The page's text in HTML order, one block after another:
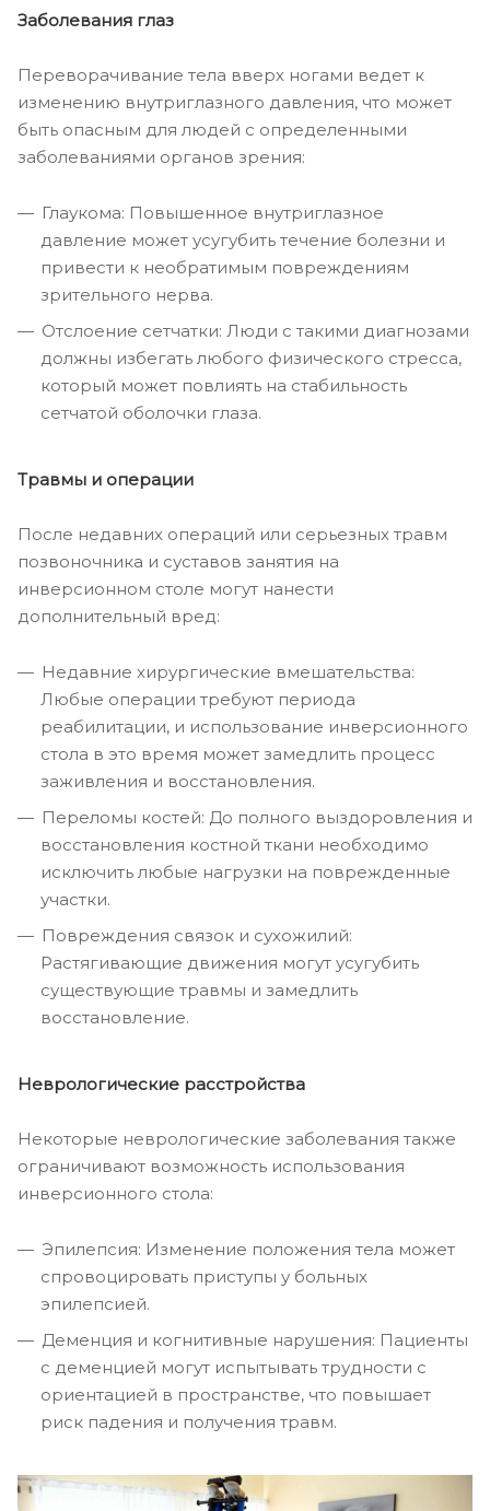
Заболевания глаз
Переворачивание тела вверх ногами ведет к
изменению внутриглазного давления, что может
быть опасным для людей с определенными
заболеваниями органов зрения:
Глаукома: Повышенное внутриглазное
давление может усугубить течение болезни и
привести к необратимым повреждениям
зрительного нерва.
Отслоение сетчатки: Люди с такими диагнозами
должны избегать любого физического стресса,
который может повлиять на стабильность
сетчатой оболочки глаза.
Травмы и операции
После недавних операций или серьезных травм
позвоночника и суставов занятия на
инверсионном столе могут нанести
дополнительный вред:
Недавние хирургические вмешательства:
Любые операции требуют периода
реабилитации, и использование инверсионного
стола в это время может замедлить процесс
заживления и восстановления.
Переломы костей: До полного выздоровления и
восстановления костной ткани необходимо
исключить любые нагрузки на поврежденные
участки.
Повреждения связок и сухожилий:
Растягивающие движения могут усугубить
существующие травмы и замедлить
восстановление.
Неврологические расстройства
Некоторые неврологические заболевания также
ограничивают возможность использования
инверсионного стола:
Эпилепсия: Изменение положения тела может
спровоцировать приступы у больных
эпилепсией.
Деменция и когнитивные нарушения: Пациенты
с деменцией могут испытывать трудности с
ориентацией в пространстве, что повышает
риск падения и получения травм.